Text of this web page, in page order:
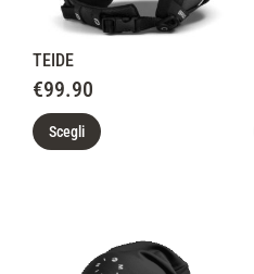
TEIDE
€99.90
Scegli